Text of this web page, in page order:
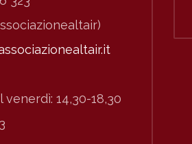
venerdì: 14,30-18,30